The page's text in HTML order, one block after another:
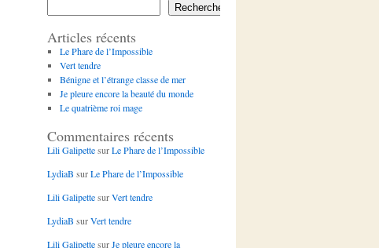
Rechercher
Articles récents
Le Phare de l’Impossible
Vert tendre
Bénigne et l’étrange classe de mer
Je pleure encore la beauté du monde
Le quatrième roi mage
Commentaires récents
Lili GalipettesurLe Phare de l’Impossible
LydiaB surLe Phare de l’Impossible
Lili GalipettesurVert tendre
LydiaB surVert tendre
Lili GalipettesurJe pleure encore la